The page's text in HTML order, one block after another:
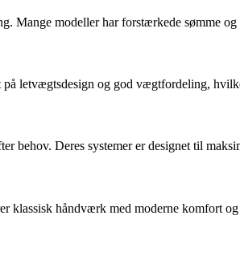
Mange modeller har forstærkede sømme
letvægtsdesign og god vægtfordeling,
behov. Deres systemer er designet til
håndværk med moderne komfort